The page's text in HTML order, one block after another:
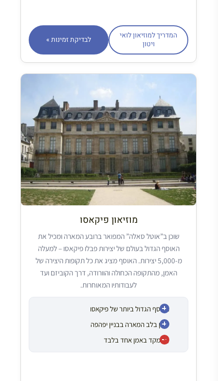
המדריך למוזיאון לואי
ויטון
לבדיקת זמינות »
מוזיאון פיקאסו
האוסף הגדול ביותר של פיקאסו
שוכן בלב המארה בבניין יפהפה
מתמקד באמן אחד בלבד
שוכן ב”אוטל סאלה” המפואר ברובע המארה ומכיל את
האוסף הגדול בעולם של יצירות פבלו פיקאסו – למעלה
מ-5,000 יצירות. האוסף מציג את כל תקופות היצירה של
האמן, מהתקופה הכחולה והוורודה, דרך הקוביזם ועד
לעבודותיו המאוחרות.